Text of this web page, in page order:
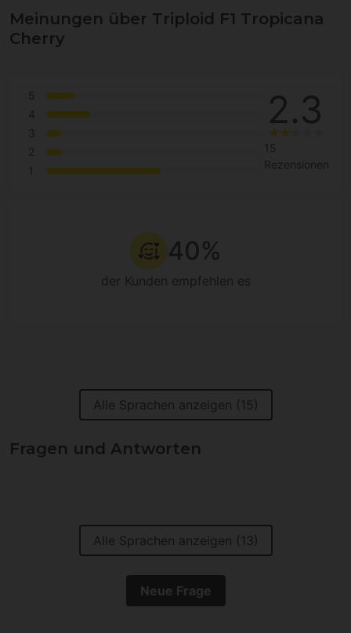
Meinungen über Triploid F1 Tropicana
Cherry
5
4
3
2
1
2.3
15
Rezensionen
40%
der Kunden empfehlen es
Alle Sprachen anzeigen (15)
Fragen und Antworten
Alle Sprachen anzeigen (13)
Neue Frage